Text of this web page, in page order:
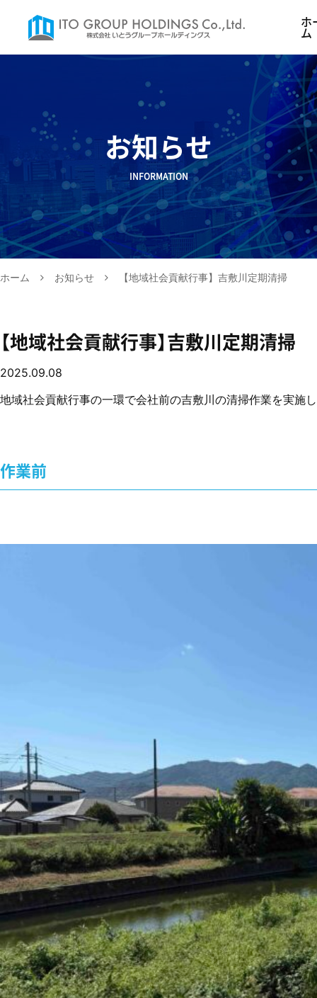
ホ
ム
お知らせ
INFORMATION
ホーム お知らせ 【地域社会貢献行事】吉敷川定期清掃
【地域社会貢献行事】吉敷川定期清掃
2025.09.08
地域社会貢献行事の一環で会社前の吉敷川の清掃作業を実施
作業前